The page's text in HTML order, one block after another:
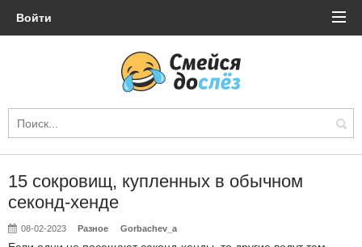
Войти
15 сокровищ, купленных в обычном
секонд-хенде
08-02-2023 Разное Gorbachev_a